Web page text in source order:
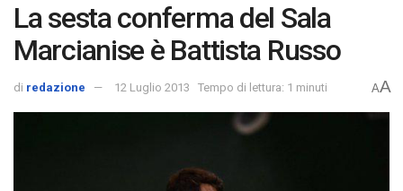
La sesta conferma del Sala
Marcianise è Battista Russo
di redazione 12 Luglio 2013 Tempo di lettura: 1 minuti AA